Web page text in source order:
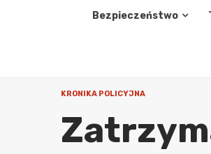
Bezpieczeństwo
KRONIKA POLICYJNA